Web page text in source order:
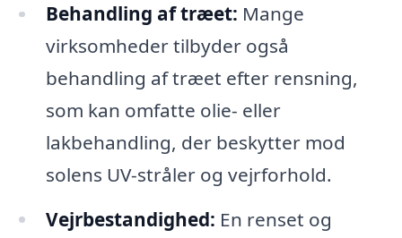
Behandling af træet: Mange
virksomheder tilbyder også
behandling af træet efter rensning,
som kan omfatte olie- eller
lakbehandling, der beskytter mod
solens UV-stråler og vejrforhold.
Vejrbestandighed: En renset og